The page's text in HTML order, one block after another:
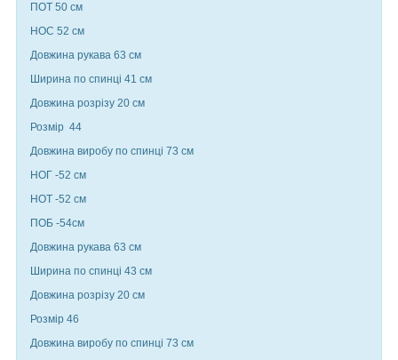
ПОТ 50 см
НОС 52 см
Довжина рукава 63 см
Ширина по спинці 41 см
Довжина розрізу 20 см
Розмір 44
Довжина виробу по спинці 73 см
НОГ -52 см
НОТ -52 см
ПОБ -54см
Довжина рукава 63 см
Ширина по спинці 43 см
Довжина розрізу 20 см
Розмір 46
Довжина виробу по спинці 73 см